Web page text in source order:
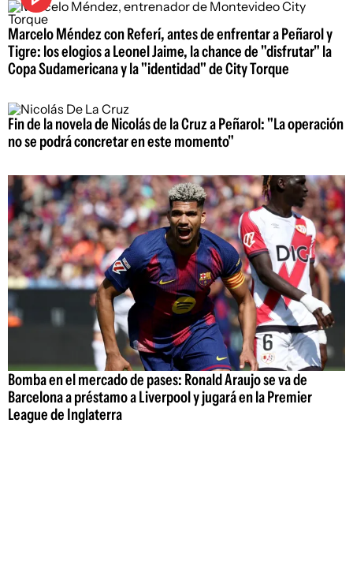
Marcelo Méndez con Referí, antes de enfrentar a Peñarol y
Tigre: los elogios a Leonel Jaime, la chance de "disfrutar" la
Copa Sudamericana y la "identidad" de City Torque
Fin de la novela de Nicolás de la Cruz a Peñarol: "La operación
no se podrá concretar en este momento"
Bomba en el mercado de pases: Ronald Araujo se va de
Barcelona a préstamo a Liverpool y jugará en la Premier
League de Inglaterra